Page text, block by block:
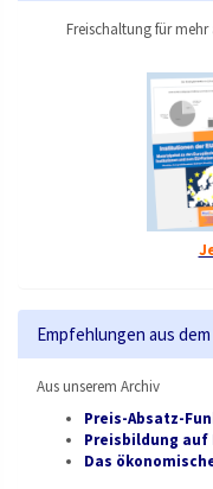
Freischaltung für mehr
Empfehlungen aus
Aus unserem Archiv
Preis-Absatz-
Preisbildung auf
Das